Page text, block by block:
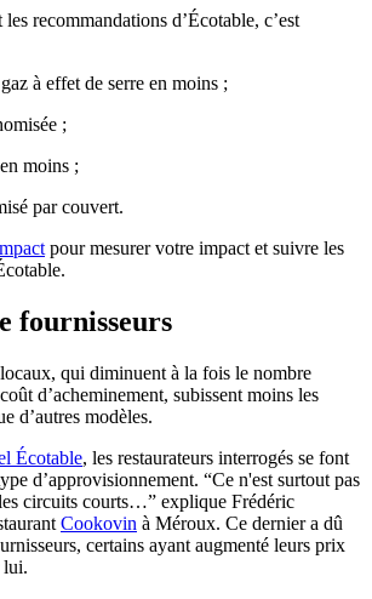
recommandations d’Écotable, c’est
à effet de serre en moins ;
;
moins ;
par couvert.
pour mesurer votre impact et suivre les
fournisseurs
qui diminuent à la fois le nombre
d’acheminement, subissent moins les
d’autres modèles.
Écotable, les restaurateurs interrogés se font
d’approvisionnement. “Ce n'est surtout pas
circuits courts…” explique Frédéric
Cookovin à Méroux. Ce dernier a dû
certains ayant augmenté leurs prix
lui.